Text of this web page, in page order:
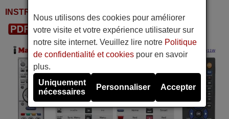
INSTRUCTIONS D'UTILISATION
Télécharger le PDF
Nous utilisons des cookies pour améliorer
votre visite et votre expérience utilisateur sur
notre site internet. Veuillez lire notre Politique
de confidentialité et cookiespour en savoir
plus.
Uniquement
nécessaires
Personnaliser Accepter